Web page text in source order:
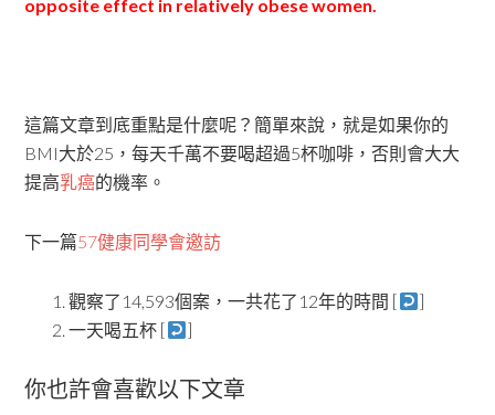
opposite effect in relatively obese women.
這篇文章到底重點是什麼呢？簡單來說，就是如果你的
BMI大於25，每天千萬不要喝超過5杯咖啡，否則會大大
提高乳癌的機率。
下一篇57健康同學會邀訪
觀察了14,593個案，一共花了12年的時間 [
]
一天喝五杯 [
]
你也許會喜歡以下文章